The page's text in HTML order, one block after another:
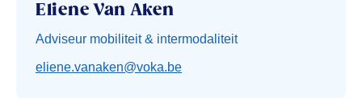
Eliene Van Aken
Adviseur mobiliteit & intermodaliteit
eliene.vanaken@voka.be